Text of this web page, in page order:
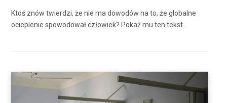
Ktoś znów twierdzi, że nie ma dowodów na to, że globalne
ocieplenie spowodował człowiek? Pokaż mu ten tekst.